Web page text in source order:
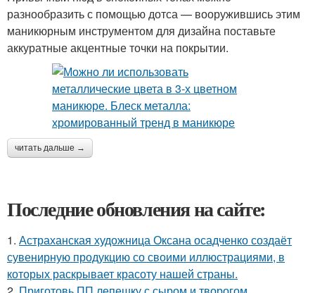
разнообразить с помощью дотса — вооружившись этим
маникюрным инструментом для дизайна поставьте
аккуратные акцентные точки на покрытии.
читать дальше →
Последние обновления на сайте:
1. Астраханская художница Оксана осадченко создаёт
сувенирную продукцию со своими иллюстрациями, в
которых раскрывает красоту нашей страны.